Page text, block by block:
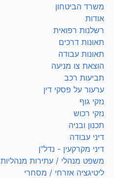
משרד הביטחון
אודות
רשלנות רפואית
תאונות דרכים
תאונות עבודה
הוצאת צו מניעה
תביעות רכב
ערעור על פסקי דין
נזקי גוף
נזקי רכוש
תכנון ובניה
דיני עבודה
דיני מקרקעין - נדל"ן
משפט מנהלי / עתירות מנהליות
ליטיגציה אזרחי / מסחרי